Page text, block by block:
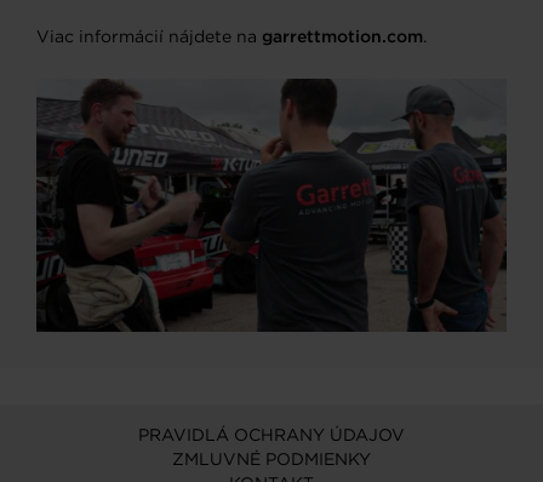
Viac informácií nájdete na garrettmotion.com.
PRAVIDLÁ OCHRANY ÚDAJOV
ZMLUVNÉ PODMIENKY